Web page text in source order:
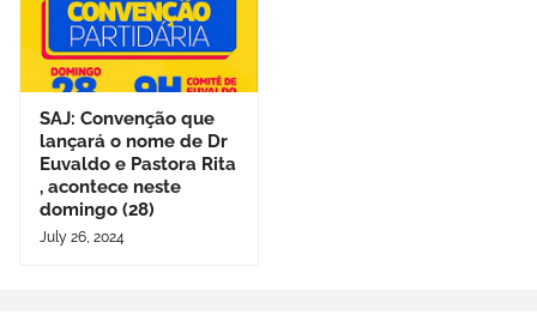
SAJ: Convenção que
lançará o nome de Dr
Euvaldo e Pastora Rita
, acontece neste
domingo (28)
July 26, 2024